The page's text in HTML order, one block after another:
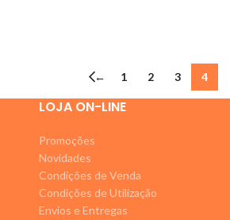
← 1 2 3 4
LOJA ON-LINE
Promoções
Novidades
Condições de Venda
Condições de Utilização
Envios e Entregas